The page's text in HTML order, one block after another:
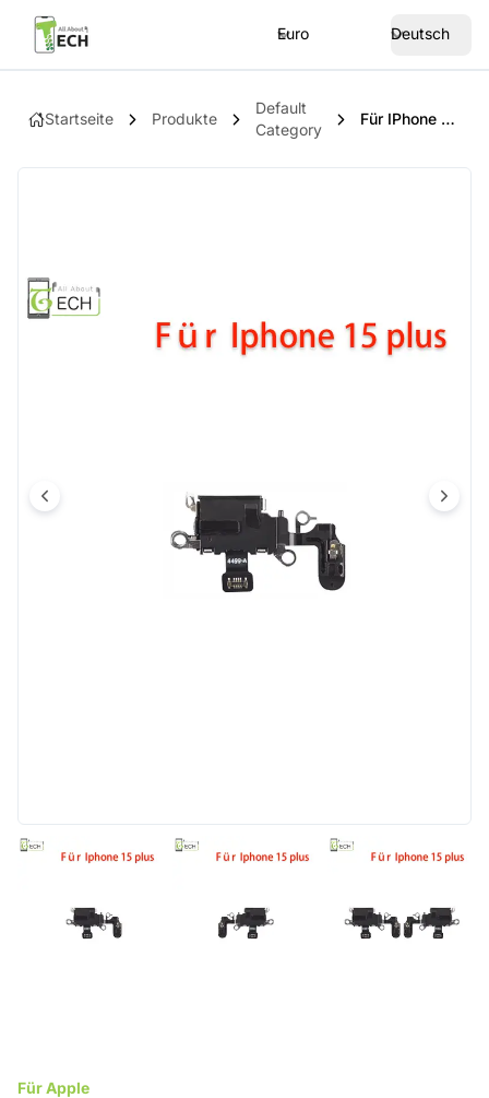
Euro Deutsch
Startseite Produkte
Default
Category
Für IPhone 15 Plus Bluetooth Antenne Flexkabel Signal Cable Empfang
Für Apple